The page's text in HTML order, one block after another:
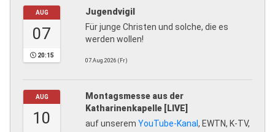
AUG
07
20:15
Jugendvigil
Für junge Christen und solche, die es
werden wollen!
07.Aug.2026 (Fr)
AUG
10
Montagsmesse aus der
Katharinenkapelle [LIVE]
auf unserem YouTube-Kanal, EWTN, K-TV,